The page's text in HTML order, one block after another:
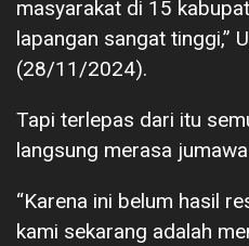
masyarakat di 15
lapangan sangat tinggi,”
(28/11/2024).
Tapi terlepas dari itu
langsung merasa
“Karena ini belum hasil
kami sekarang adalah